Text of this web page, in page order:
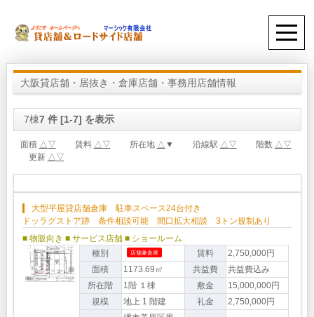
大阪貸店舗・居抜き・倉庫店舗・事務用店舗情報
7棟7 件 [1-7] を表示
面積 △ ▽ 賃料 △ ▽ 所在地 △ ▼ 沿線駅 △ ▽ 階数 △ ▽
更新 △ ▽
大型平屋貸店舗倉庫 駐車スペース24台付き
ドッラグストア跡 条件相談可能 間口拡大相談 3トン規制あり
■ 物販向き ■ サービス店舗 ■ ショールーム
種別
店舗兼倉庫 賃料
2,750,000円
面積
1173.69㎡ 共益費
共益費込み
所在階
1階 １棟 敷金
15,000,000円
規模
地上 1 階建 礼金 2,750,000円